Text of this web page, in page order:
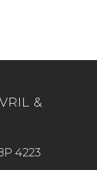
&
4223